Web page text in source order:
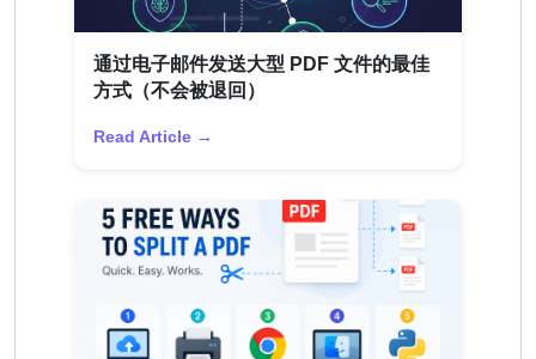
通过电子邮件发送大型 PDF 文件的最佳
方式（不会被退回）
Read Article →